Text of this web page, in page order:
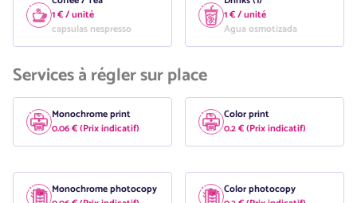
1 € / unité
capsulas nespresso
1 € / unité
Agua osmotizada
Services à régler sur place
Monochrome print
0.06 € (Prix indicatif)
Color print
0.2 € (Prix indicatif)
Monochrome photocopy
Color photocopy